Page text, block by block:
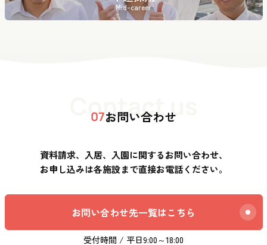
Mid-career
Contact us
07お問い合わせ
資料請求、入居、入園に関するお問い合わせ、
お申し込みは各施設まで直接お電話ください。
お問い合わせ先一覧はこちら
受付時間 / 平日9:00～18:00